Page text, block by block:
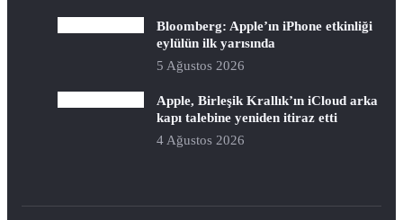
Bloomberg: Apple’ın iPhone etkinliği
eylülün ilk yarısında
5 Ağustos 2026
Apple, Birleşik Krallık’ın iCloud arka
kapı talebine yeniden itiraz etti
4 Ağustos 2026